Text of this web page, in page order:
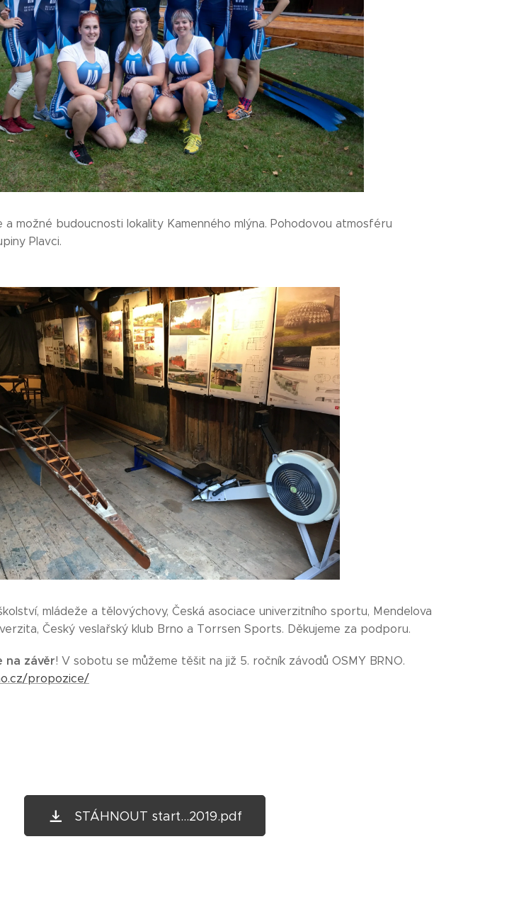
možné budoucnosti lokality Kamenného mlýna. Pohodovou atmosféru
Plavci.
mládeže a tělovýchovy, Česká asociace univerzitního sportu, Mendelova
Český veslařský klub Brno a Torrsen Sports. Děkujeme za podporu.
na závěr! V sobotu se můžeme těšit na již 5. ročník závodů OSMY BRNO.
/propozice/
STÁHNOUT start...2019.pdf